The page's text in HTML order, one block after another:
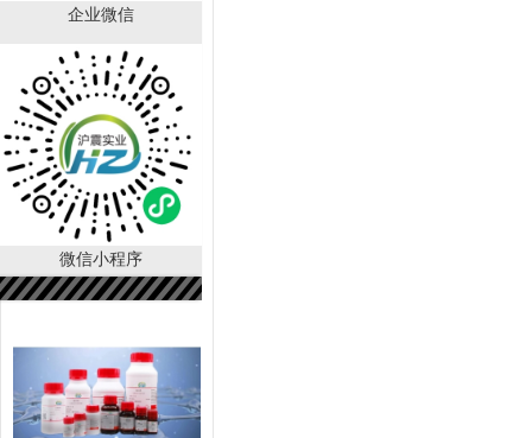
企业微信
微信小程序
DL-苯甘氨酸 CAS号：
2835-06-
5（HZ52000788）
￥150.00
80人购买